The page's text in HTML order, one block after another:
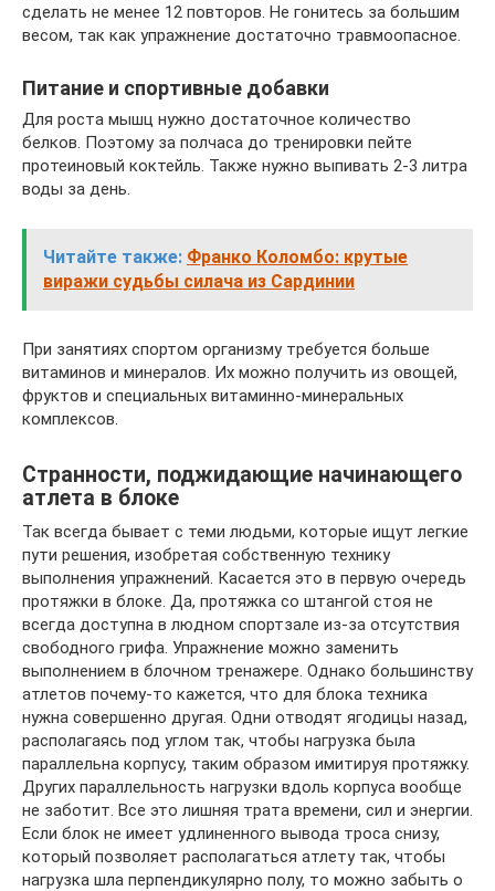
сделать не менее 12 повторов. Не гонитесь за большим
весом, так как упражнение достаточно травмоопасное.
Питание и спортивные добавки
Для роста мышц нужно достаточное количество
белков. Поэтому за полчаса до тренировки пейте
протеиновый коктейль. Также нужно выпивать 2-3 литра
воды за день.
Читайте также: Франко Коломбо: крутые
виражи судьбы силача из Сардинии
При занятиях спортом организму требуется больше
витаминов и минералов. Их можно получить из овощей,
фруктов и специальных витаминно-минеральных
комплексов.
Странности, поджидающие начинающего
атлета в блоке
Так всегда бывает с теми людьми, которые ищут легкие
пути решения, изобретая собственную технику
выполнения упражнений. Касается это в первую очередь
протяжки в блоке. Да, протяжка со штангой стоя не
всегда доступна в людном спортзале из-за отсутствия
свободного грифа. Упражнение можно заменить
выполнением в блочном тренажере. Однако большинству
атлетов почему-то кажется, что для блока техника
нужна совершенно другая. Одни отводят ягодицы назад,
располагаясь под углом так, чтобы нагрузка была
параллельна корпусу, таким образом имитируя протяжку.
Других параллельность нагрузки вдоль корпуса вообще
не заботит. Все это лишняя трата времени, сил и энергии.
Если блок не имеет удлиненного вывода троса снизу,
который позволяет располагаться атлету так, чтобы
нагрузка шла перпендикулярно полу, то можно забыть о